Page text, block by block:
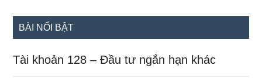
...
BÀI NỔI BẬT
Tài khoản 128 – Đầu tư ngắn hạn khác